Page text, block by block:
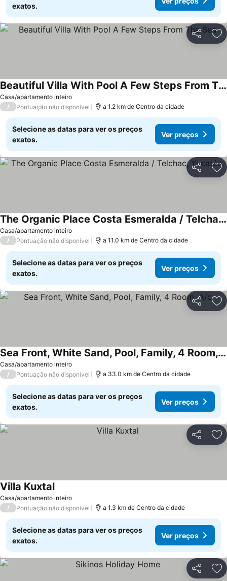
exatos.
Partilhar
Casa/apartamento inteiro
Beautiful Villa With Pool A Few Steps From The Sea
/ Pontuação não disponível a 1.2 km de Centro da cidade
Selecione as datas para ver os preços
exatos.
Ver preços
Partilhar
Casa/apartamento inteiro
The Organic Place Costa Esmeralda / Telchac, Yucatán.
/ Pontuação não disponível a 11.0 km de Centro da cidade
Selecione as datas para ver os preços
exatos.
Ver preços
Partilhar
Casa/apartamento inteiro
Sea Front, White Sand, Pool, Family, 4 Room, A/c
/ Pontuação não disponível a 33.0 km de Centro da cidade
Selecione as datas para ver os preços
exatos.
Ver preços
Partilhar
Casa/apartamento inteiro
Villa Kuxtal
/ Pontuação não disponível a 1.3 km de Centro da cidade
Selecione as datas para ver os preços
exatos.
Ver preços
Partilhar